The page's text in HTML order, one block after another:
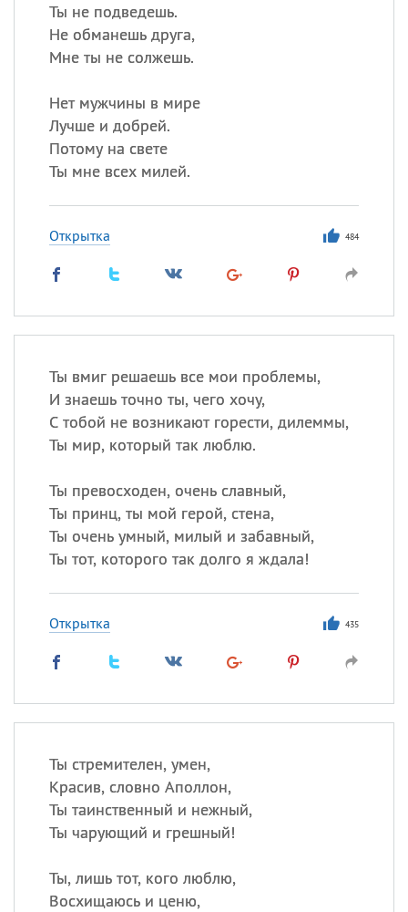
Ты не подведешь.
Не обманешь друга,
Мне ты не солжешь.
Нет мужчины в мире
Лучше и добрей.
Потому на свете
Ты мне всех милей.
Открытка 484
Ты вмиг решаешь все мои проблемы,
И знаешь точно ты, чего хочу,
С тобой не возникают горести, дилеммы,
Ты мир, который так люблю.
Ты превосходен, очень славный,
Ты принц, ты мой герой, стена,
Ты очень умный, милый и забавный,
Ты тот, которого так долго я ждала!
Открытка 435
Ты стремителен, умен,
Красив, словно Аполлон,
Ты таинственный и нежный,
Ты чарующий и грешный!
Ты, лишь тот, кого люблю,
Восхищаюсь и ценю,